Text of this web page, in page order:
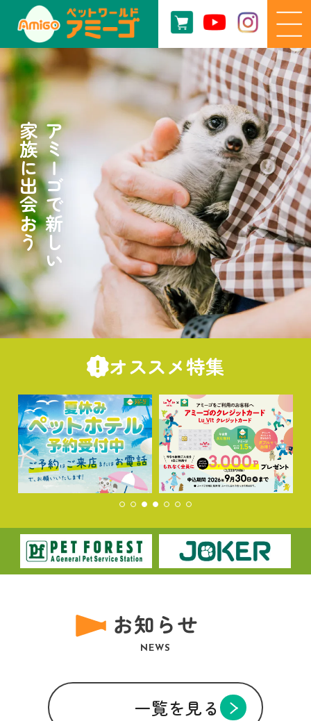
アミーゴで新しい
家族に出会おう
オススメ特集
お知らせ
NEWS
一覧を見る